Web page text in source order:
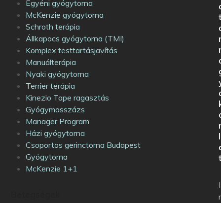
Egyéni gyógytorna
McKenzie gyógytorna
Schroth terápia
Állkapocs gyógytorna (TMI)
Komplex testtartásjavítás
Manuálterápia
Nyaki gyógytorna
Terrier terápia
Kinezio Tape ragasztás
Gyógymasszázs
Manager Program
Házi gyógytorna
Csoportos gerinctorna Budapest
Gyógytorna
McKenzie 1+1
l
I